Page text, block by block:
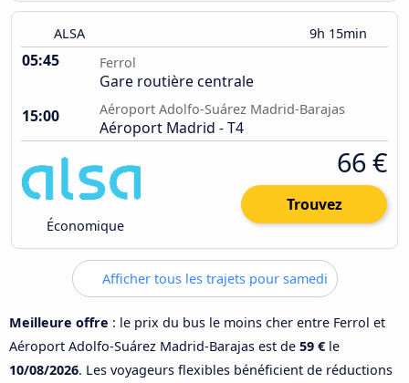
ALSA 9h 15min
05:45 Ferrol
Gare routière centrale
15:00
Aéroport Adolfo-Suárez Madrid-Barajas
Aéroport Madrid - T4
Économique
66 €
Trouvez
Afficher tous les trajets pour samedi
Meilleure offre : le prix du bus le moins cher entre Ferrol et
Aéroport Adolfo-Suárez Madrid-Barajas est de 59 € le
10/08/2026. Les voyageurs flexibles bénéficient de réductions